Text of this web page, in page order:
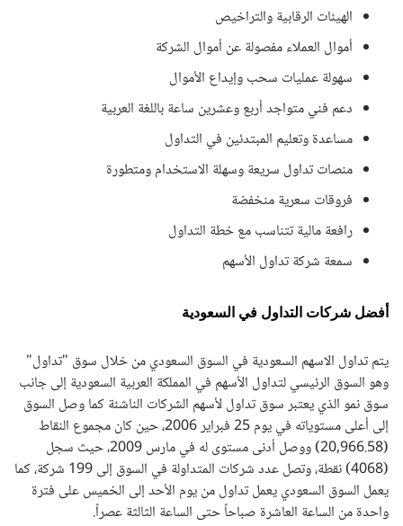
الهيئات الرقابية والتراخيص
أموال العملاء مفصولة عن أموال الشركة
سهولة عمليات سحب وإيداع الأموال
دعم فني متواجد أربع وعشرين ساعة باللغة العربية
مساعدة وتعليم المبتدئين في التداول
منصات تداول سريعة وسهلة الاستخدام ومتطورة
فروقات سعرية منخفضة
رافعة مالية تتناسب مع خطة التداول
سمعة شركة تداول الأسهم
أفضل شركات التداول في السعودية
يتم تداول الاسهم السعودية في السوق السعودي من خلال سوق "تداول"
وهو السوق الرئيسي لتداول الأسهم في المملكة العربية السعودية إلى جانب
سوق نمو الذي يعتبر سوق تداول لأسهم الشركات الناشئة كما وصل السوق
إلى أعلى مستوياته في يوم 25 فبراير 2006، حين كان مجموع النقاط
(20,966.58) ووصل أدنى مستوى له في مارس 2009، حيث سجل
(4068) نقطة، وتصل عدد شركات المتداولة في السوق إلى 199 شركة، كما
يعمل السوق السعودي يعمل تداول من يوم الأحد إلى الخميس على فترة
واحدة من الساعة العاشرة صباحاً حتى الساعة الثالثة عصراً.